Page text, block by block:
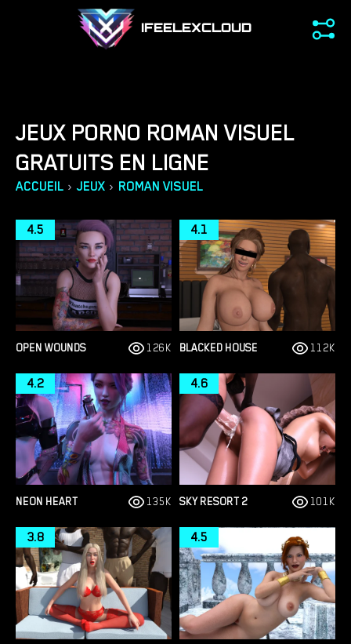
IFEELEXCLOUD
JEUX PORNO ROMAN VISUEL
GRATUITS EN LIGNE
ACCUEIL › JEUX › ROMAN VISUEL
OPEN WOUNDS
4.5
126K BLACKED HOUSE
4.1
112K
NEON HEART
4.2
135K SKY RESORT 2
4.6
101K
3.8 4.5